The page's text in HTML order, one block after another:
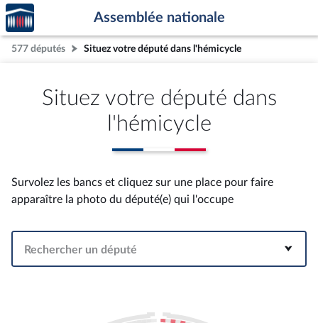
Aller au contenu
Aller en bas de la page
Accèder
à la
page
d'accueil
Assemblée nationale
577 députés Situez votre député dans l'hémicycle
Situez votre député dans
l'hémicycle
Survolez les bancs et cliquez sur une place pour faire
apparaître la photo du député(e) qui l'occupe
Rechercher un député